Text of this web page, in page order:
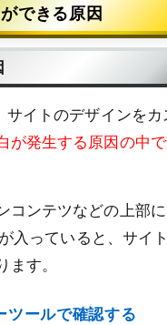
できる原因
サイトのデザインを
が発生する原因の中
コンテツなどの上部
入っていると、サイ
ます。
ールで確認する